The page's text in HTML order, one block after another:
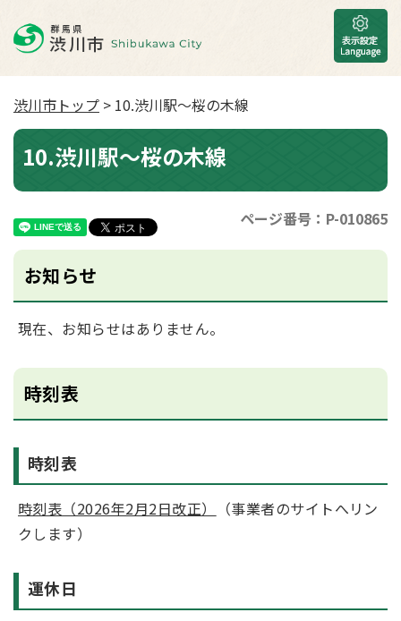
渋川市トップ > 10.渋川駅～桜の木線
10.渋川駅～桜の木線
ページ番号：P-010865
お知らせ
現在、お知らせはありません。
時刻表
時刻表
時刻表（2026年2月2日改正）
（事業者のサイトへリン
クします）
運休日